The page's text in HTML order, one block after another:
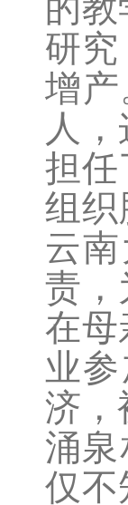
的
研究
增产
人
担任
组织
云
责，
在母
业
济，
涌
仅不